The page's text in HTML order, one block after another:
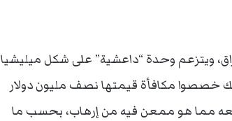
في العراق، ويتزعم وحدة “داعشية” على شكل ميليشيا
خصصوا مكافأة قيمتها نصف مليون دولار
مما هو ممعن فيه من إرهاب، بحسب ما